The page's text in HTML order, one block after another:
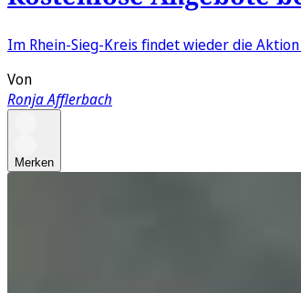
Im Rhein-Sieg-Kreis findet wieder die
Von
Ronja Afflerbach
Merken